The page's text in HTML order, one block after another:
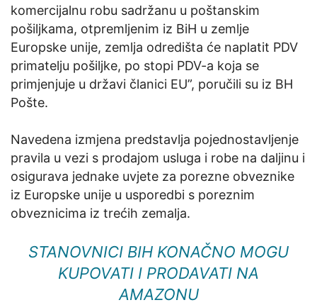
komercijalnu robu sadržanu u poštanskim
pošiljkama, otpremljenim iz BiH u zemlje
Europske unije, zemlja odredišta će naplatit PDV
primatelju pošiljke, po stopi PDV-a koja se
primjenjuje u državi članici EU”, poručili su iz BH
Pošte.
Navedena izmjena predstavlja pojednostavljenje
pravila u vezi s prodajom usluga i robe na daljinu i
osigurava jednake uvjete za porezne obveznike
iz Europske unije u usporedbi s poreznim
obveznicima iz trećih zemalja.
STANOVNICI BIH KONAČNO MOGU
KUPOVATI I PRODAVATI NA
AMAZONU